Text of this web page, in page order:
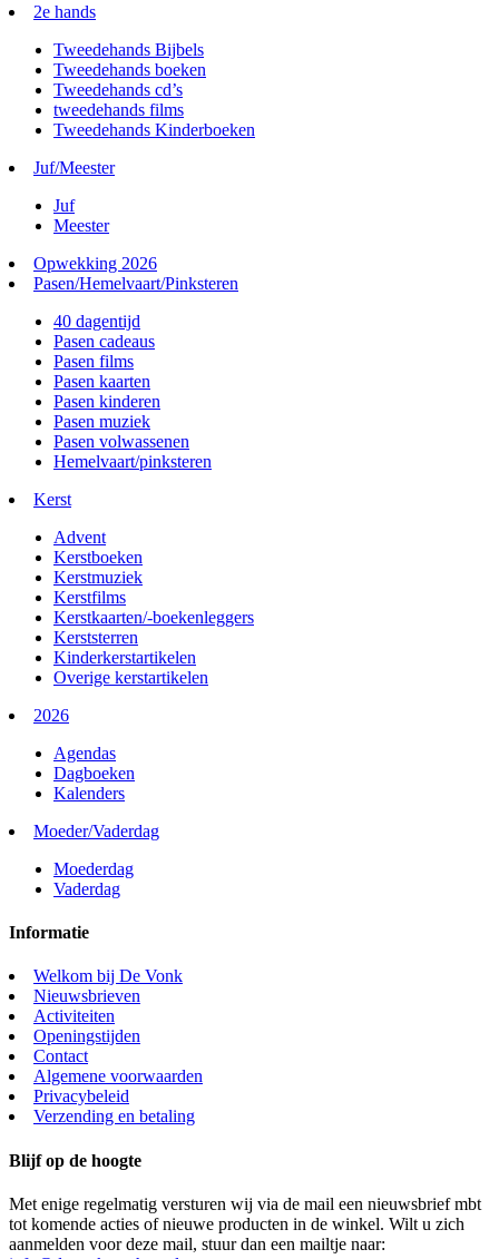
2e hands
Tweedehands Bijbels
Tweedehands boeken
Tweedehands cd’s
tweedehands films
Tweedehands Kinderboeken
Juf/Meester
Juf
Meester
Opwekking 2026
Pasen/Hemelvaart/Pinksteren
40 dagentijd
Pasen cadeaus
Pasen films
Pasen kaarten
Pasen kinderen
Pasen muziek
Pasen volwassenen
Hemelvaart/pinksteren
Kerst
Advent
Kerstboeken
Kerstmuziek
Kerstfilms
Kerstkaarten/-boekenleggers
Kerststerren
Kinderkerstartikelen
Overige kerstartikelen
2026
Agendas
Dagboeken
Kalenders
Moeder/Vaderdag
Moederdag
Vaderdag
Informatie
Welkom bij De Vonk
Nieuwsbrieven
Activiteiten
Openingstijden
Contact
Algemene voorwaarden
Privacybeleid
Verzending en betaling
Blijf op de hoogte
Met enige regelmatig versturen wij via de mail een nieuwsbrief mbt
tot komende acties of nieuwe producten in de winkel. Wilt u zich
aanmelden voor deze mail, stuur dan een mailtje naar: